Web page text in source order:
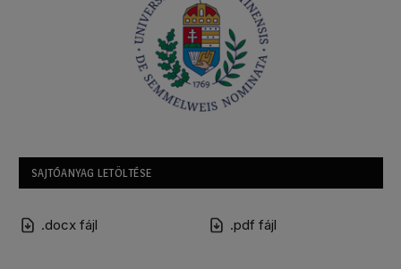
SAJTÓANYAG LETÖLTÉSE
.docx fájl .pdf fájl